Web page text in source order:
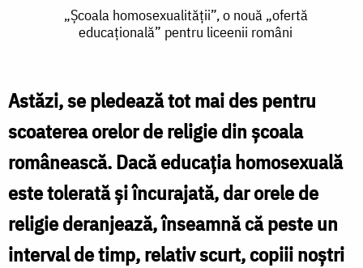
„Școala
homosexualității”,
nouă
„ofertă
educațională”
pentru
liceenii
români
„Școala homosexualității”, o nouă „ofertă
educațională” pentru liceenii români
Astăzi, se pledează tot mai des pentru
scoaterea orelor de religie din şcoala
românească. Dacă educaţia homosexuală
este tolerată şi încurajată, dar orele de
religie deranjează, înseamnă că peste un
interval de timp, relativ scurt, copiii noştri